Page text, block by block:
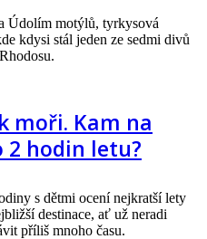
Údolím motýlů, tyrkysová
kdysi stál jeden ze sedmi divů
moři. Kam na
2 hodin letu?
s dětmi ocení nejkratší lety
destinace, ať už neradi
příliš mnoho času.